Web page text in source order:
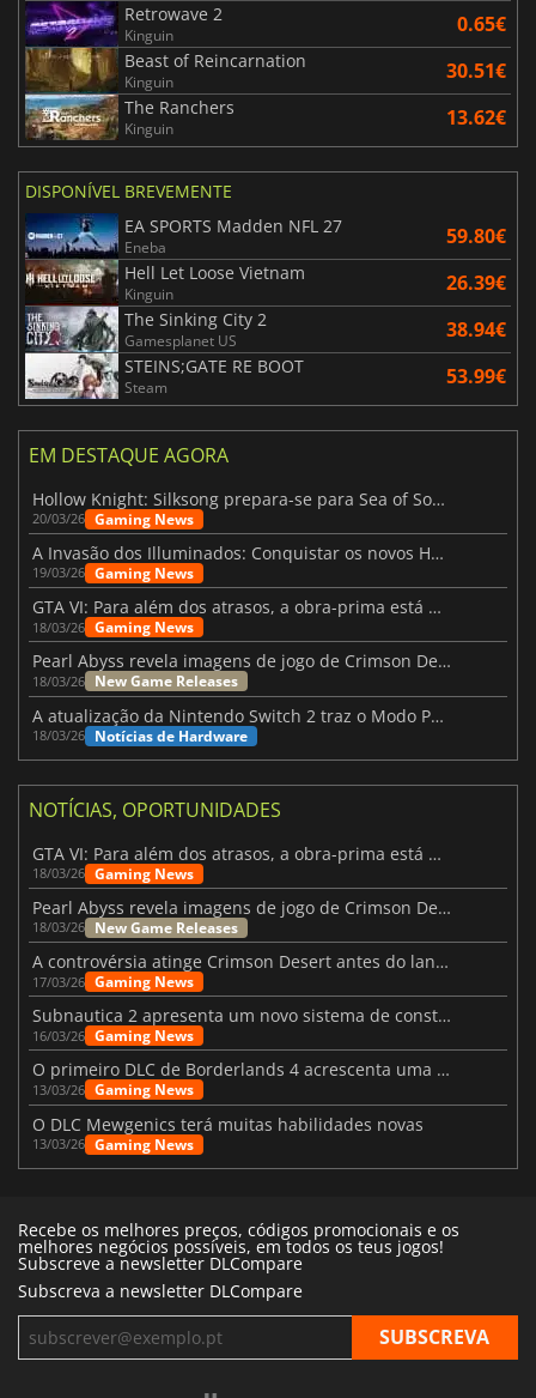
Retrowave 2
Kinguin 0.65€
Beast of Reincarnation
Kinguin 30.51€
The Ranchers
Kinguin 13.62€
DISPONÍVEL BREVEMENTE
EA SPORTS Madden NFL 27
Eneba 59.80€
Hell Let Loose Vietnam
Kinguin 26.39€
The Sinking City 2
Gamesplanet US 38.94€
STEINS;GATE RE BOOT
Steam 53.99€
EM DESTAQUE AGORA
Hollow Knight: Silksong prepara-se para Sea of Sorrow com um patch
20/03/26 Gaming News
A Invasão dos Illuminados: Conquistar os novos Helldivers 2 Atualização!
19/03/26 Gaming News
GTA VI: Para além dos atrasos, a obra-prima está quase a chegar
18/03/26 Gaming News
Pearl Abyss revela imagens de jogo de Crimson Desert para a PS5
18/03/26 New Game Releases
A atualização da Nintendo Switch 2 traz o Modo Portátil aos jogos mais antigos da Switch
18/03/26 Notícias de Hardware
NOTÍCIAS, OPORTUNIDADES
GTA VI: Para além dos atrasos, a obra-prima está quase a chegar
18/03/26 Gaming News
Pearl Abyss revela imagens de jogo de Crimson Desert para a PS5
18/03/26 New Game Releases
A controvérsia atinge Crimson Desert antes do lançamento
17/03/26 Gaming News
Subnautica 2 apresenta um novo sistema de construção de bases
16/03/26 Gaming News
O primeiro DLC de Borderlands 4 acrescenta uma nova personagem e muito mais
13/03/26 Gaming News
O DLC Mewgenics terá muitas habilidades novas
13/03/26 Gaming News
Recebe os melhores preços, códigos promocionais e os
melhores negócios possíveis, em todos os teus jogos!
Subscreve a newsletter DLCompare
Subscreva a newsletter DLCompare